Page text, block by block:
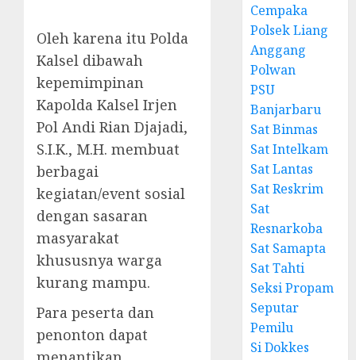
Oleh karena itu Polda
Kalsel dibawah
kepemimpinan
Kapolda Kalsel Irjen
Pol Andi Rian Djajadi,
S.I.K., M.H. membuat
berbagai
kegiatan/event sosial
dengan sasaran
masyarakat
khususnya warga
kurang mampu.
Para peserta dan
penonton dapat
Cempaka
Polsek Liang
Anggang
Polwan
PSU
Banjarbaru
Sat Binmas
Sat Intelkam
Sat Lantas
Sat Reskrim
Sat
Resnarkoba
Sat Samapta
Sat Tahti
Seksi Propam
Seputar
Pemilu
Si Dokkes